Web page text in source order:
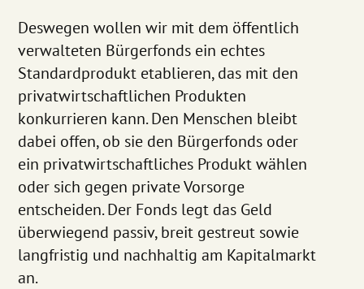
Deswegen wollen wir mit dem öffentlich
verwalteten Bürgerfonds ein echtes
Standardprodukt etablieren, das mit den
privatwirtschaftlichen Produkten
konkurrieren kann. Den Menschen bleibt
dabei offen, ob sie den Bürgerfonds oder
ein privatwirtschaftliches Produkt wählen
oder sich gegen private Vorsorge
entscheiden. Der Fonds legt das Geld
überwiegend passiv, breit gestreut sowie
langfristig und nachhaltig am Kapitalmarkt
an.